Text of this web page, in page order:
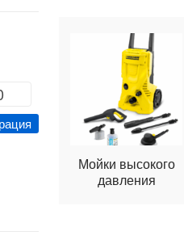
Мойки высокого
давления